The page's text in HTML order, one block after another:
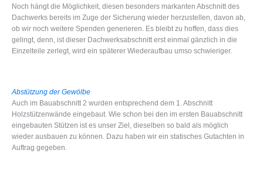
Noch hängt die Möglichkeit, diesen besonders markanten Abschnitt des
Dachwerks bereits im Zuge der Sicherung wieder herzustellen, davon ab,
ob wir noch weitere Spenden generieren. Es bleibt zu hoffen, dass dies
gelingt, denn, ist dieser Dachwerksabschnitt erst einmal gänzlich in die
Einzelteile zerlegt, wird ein späterer Wiederaufbau umso schwieriger.
Abstützung der Gewölbe
Auch im Bauabschnitt 2 wurden entsprechend dem 1. Abschnitt
Holzstützenwände eingebaut. Wie schon bei den im ersten Bauabschnitt
eingebauten Stützen ist es unser Ziel, dieselben so bald als möglich
wieder ausbauen zu können. Dazu haben wir ein statisches Gutachten in
Auftrag gegeben.